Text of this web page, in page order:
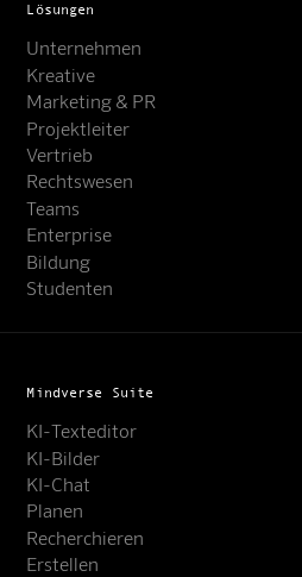
Lösungen
Unternehmen
Kreative
Marketing & PR
Projektleiter
Vertrieb
Rechtswesen
Teams
Enterprise
Bildung
Studenten
Mindverse Suite
KI-Texteditor
KI-Bilder
KI-Chat
Planen
Recherchieren
Erstellen